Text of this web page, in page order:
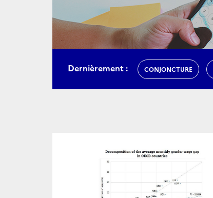
Dernièrement : CONJONCTURE